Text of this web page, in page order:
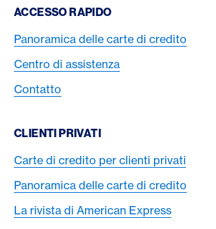
Footer Navigation
ACCESSO RAPIDO
Panoramica delle carte di credito
Centro di assistenza
Contatto
CLIENTI PRIVATI
Carte di credito per clienti privati
Panoramica delle carte di credito
La rivista di American Express